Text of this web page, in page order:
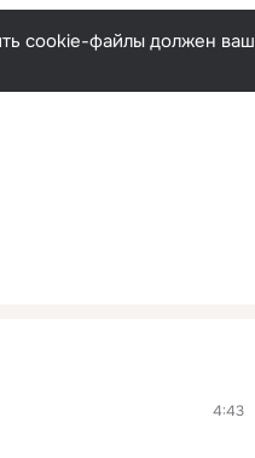
cookie-файлы должен ваш
4:43